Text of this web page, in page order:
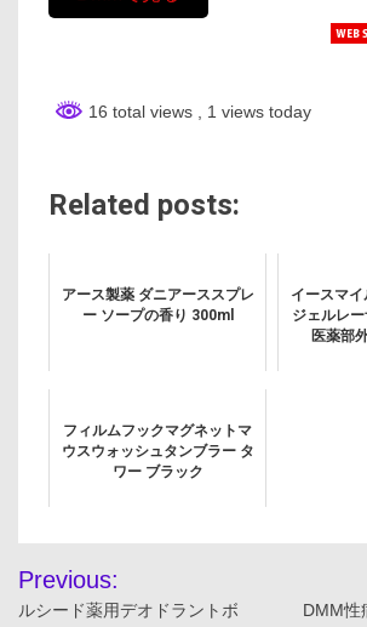
16 total views , 1 views today
Related posts:
アース製薬 ダニアーススプレ
ー ソープの香り 300ml
イースマ
ジェルレ
医薬部
フィルムフックマグネットマ
ウスウォッシュタンブラー タ
ワー ブラック
投
稿
Previous:
ルシード薬用デオドラントボ
DMM性